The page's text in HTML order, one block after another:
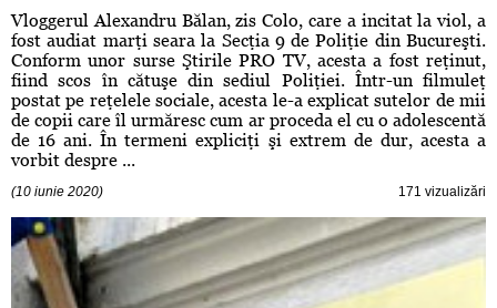
Vloggerul Alexandru Bălan, zis Colo, care a incitat la viol, a
fost audiat marţi seara la Secţia 9 de Poliţie din Bucureşti.
Conform unor surse Ştirile PRO TV, acesta a fost reţinut,
fiind scos în cătuşe din sediul Poliţiei. Într-un filmuleţ
postat pe reţelele sociale, acesta le-a explicat sutelor de mii
de copii care îl urmăresc cum ar proceda el cu o adolescentă
de 16 ani. În termeni expliciţi şi extrem de dur, acesta a
vorbit despre ...
(10 iunie 2020) 171 vizualizări